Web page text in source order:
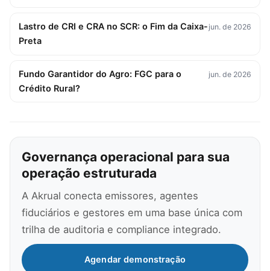
Lastro de CRI e CRA no SCR: o Fim da Caixa-
Preta
jun. de 2026
Fundo Garantidor do Agro: FGC para o
Crédito Rural?
jun. de 2026
Governança operacional para sua
operação estruturada
A Akrual conecta emissores, agentes
fiduciários e gestores em uma base única com
trilha de auditoria e compliance integrado.
Agendar demonstração